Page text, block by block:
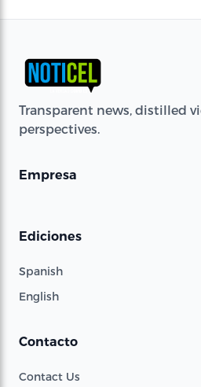
Transparent news, distilled
perspectives.
Empresa
Ediciones
Spanish
English
Contacto
Contact Us